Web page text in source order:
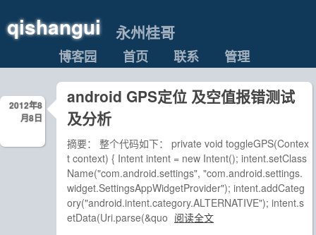
qishangui 永州桂哥
博客园 首页 联系 管理
2012年8
月8日
android GPS定位 及空值报错测试
及分析
摘要： 整个代码如下： private void toggleGPS(Contex
t context) { Intent intent = new Intent(); intent.setClass
Name("com.android.settings", "com.android.settings.
widget.SettingsAppWidgetProvider"); intent.addCateg
ory("android.intent.category.ALTERNATIVE"); intent.s
etData(Uri.parse(&quo 阅读全文